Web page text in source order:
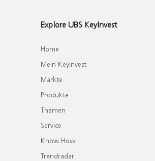
Explore UBS KeyInvest
Home
Mein KeyInvest
Märkte
Produkte
Themen
Service
Know How
Trendradar